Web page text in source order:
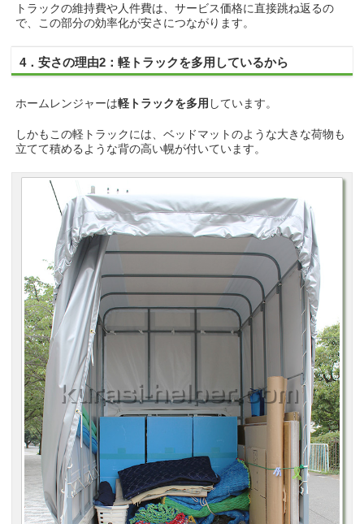
トラックの維持費や人件費は、サービス価格に直接跳ね返るの
で、この部分の効率化が安さにつながります。
4．安さの理由2：軽トラックを多用しているから
ホームレンジャーは軽トラックを多用 しています。
しかもこの軽トラックには、ベッドマットのような大きな荷物も
立てて積めるような背の高い幌が付いています。